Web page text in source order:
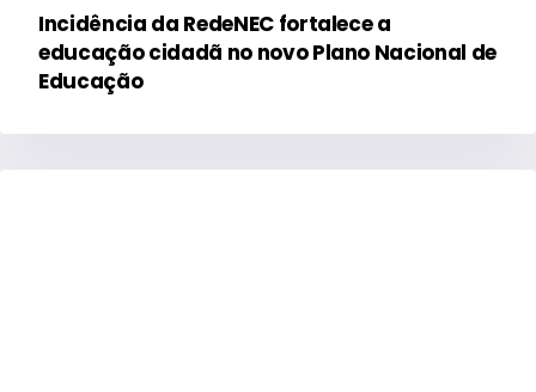
Incidência da RedeNEC fortalece a
educação cidadã no novo Plano Nacional de
Educação